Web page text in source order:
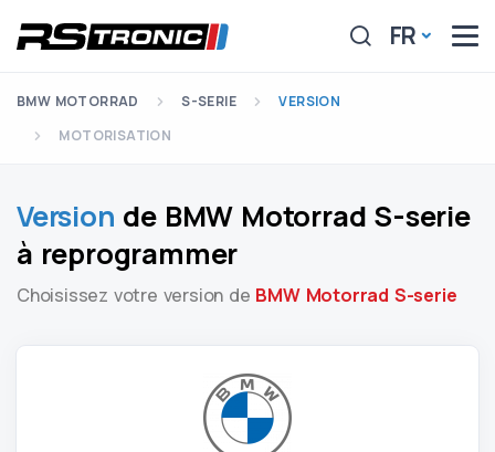
FR
BMW MOTORRAD S-SERIE
VERSION
MOTORISATION
Version de BMW Motorrad S-serie
à reprogrammer
Choisissez votre version de BMW Motorrad S-serie